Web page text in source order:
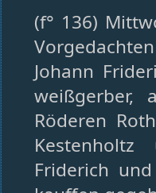
(f° 136)
Johann
weißgerber,
Röderen
Friderich